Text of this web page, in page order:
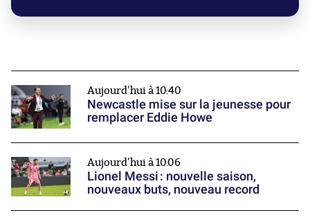
Aujourd'hui à 10:40
Newcastle mise sur la jeunesse pour
remplacer Eddie Howe
Aujourd'hui à 10:06
Lionel Messi : nouvelle saison,
nouveaux buts, nouveau record